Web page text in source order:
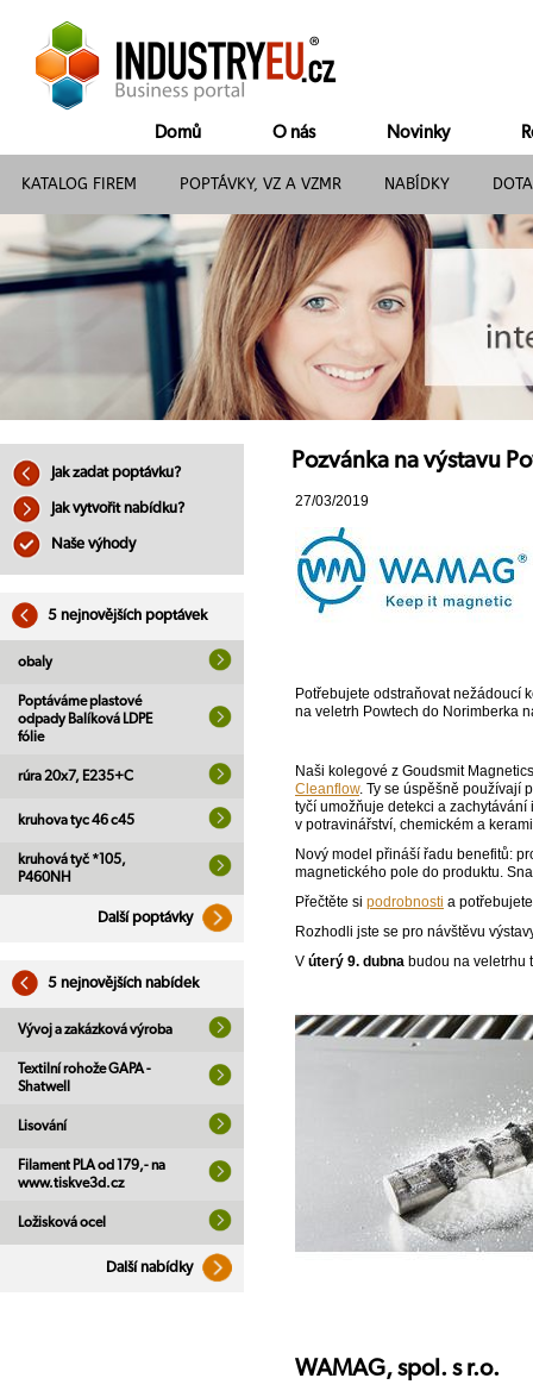
Domů O nás Novinky
KATALOG FIREM POPTÁVKY, VZ A VZMR NABÍDKY
Jak zadat poptávku?
Jak vytvořit nabídku?
Naše výhody
5 nejnovějších poptávek
obaly
Poptáváme plastové
odpady Balíková LDPE
fólie
rúra 20x7, E235+C
kruhova tyc 46 c45
kruhová tyč *105,
P460NH
Další poptávky
5 nejnovějších nabídek
Vývoj a zakázková výroba
Textilní rohože GAPA -
Shatwell
Lisování
Filament PLA od 179,- na
www.tiskve3d.cz
Ložisková ocel
Další nabídky
Pozvánka na výstavu
27/03/2019
Potřebujete odstraňovat nežádoucí
na veletrh Powtech do Norimberka
Naši kolegové z Goudsmit
Cleanflow. Ty se úspěšně používají
tyčí umožňuje detekci a
v potravinářství, chemickém a
Nový model přináší řadu benefitů:
magnetického pole do produktu.
Přečtěte si podrobnosti a
Rozhodli jste se pro návštěvu
V úterý 9. dubna budou na veletrhu
WAMAG, spol. s r.o.